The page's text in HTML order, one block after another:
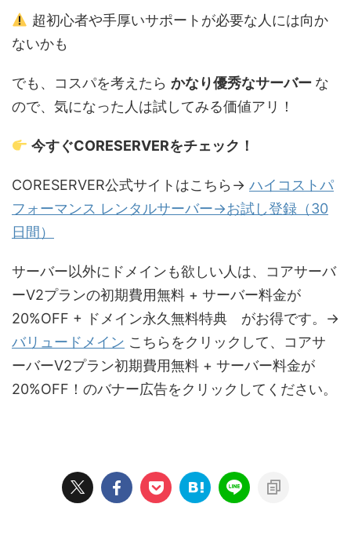
超初心者や手厚いサポートが必要な人には向か
ないかも
でも、コスパを考えたら かなり優秀なサーバー な
ので、気になった人は試してみる価値アリ！
今すぐCORESERVERをチェック！
CORESERVER公式サイトはこちら→ ハイコストパ
フォーマンス レンタルサーバー→お試し登録（30
日間）
サーバー以外にドメインも欲しい人は、コアサーバ
ーV2プランの初期費用無料 + サーバー料金が
20%OFF + ドメイン永久無料特典 がお得です。→
バリュードメイン こちらをクリックして、コアサ
ーバーV2プラン初期費用無料 + サーバー料金が
20%OFF！のバナー広告をクリックしてください。